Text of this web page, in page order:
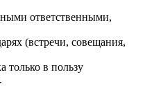
ответственными,
(встречи, совещания,
только в пользу